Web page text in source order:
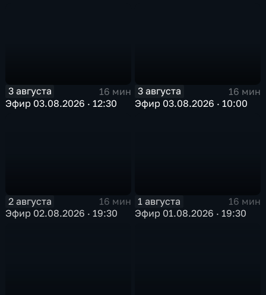
3 августа
16 мин
Эфир 03.08.2026 · 12:30
3 августа
16 мин
Эфир 03.08.2026 · 10:00
2 августа
16 мин
Эфир 02.08.2026 · 19:30
1 августа
16 мин
Эфир 01.08.2026 · 19:30